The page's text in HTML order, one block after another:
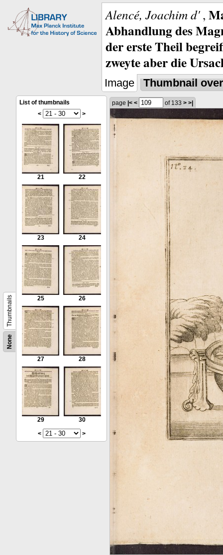
Alencé, Joachim d',
Abhandlung des
der erste Theil
zweyte aber die
Image Thumbnail
None
Thumbnails
List of thumbnails
<
>
21 22
23 24
25 26
27 28
29
30
<
>
page |< < of 133 > >|